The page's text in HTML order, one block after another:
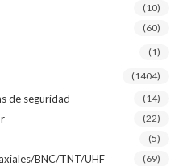
(10)
(60)
(1)
(1404)
de seguridad (14)
(22)
(5)
BNC/TNT/UHF (69)